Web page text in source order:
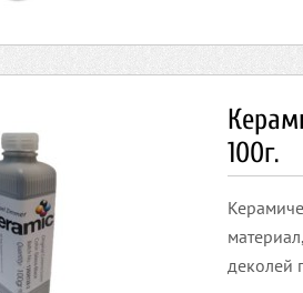
100г.
деколей